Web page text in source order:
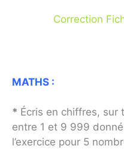
Correction
MATHS :
* Écris en chiffres, sur
entre 1 et 9 999
l’exercice pour 5